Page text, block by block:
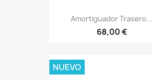
Amortiguador Trasero...
68,00 €
NUEVO